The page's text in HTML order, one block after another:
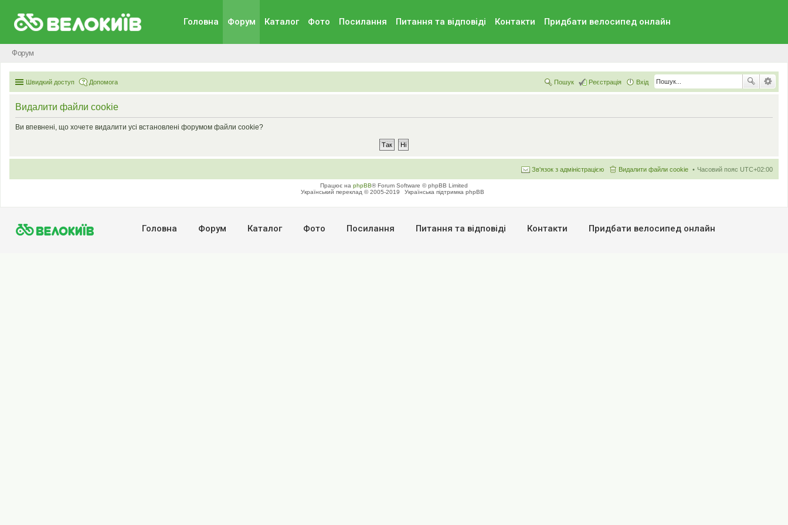
Головна Форум Каталог Фото Посилання Питання та вiдповiдi Контакти Придбати велосипед онлайн
Форум
Швидкий доступ Допомога Вхід
Реєстрація
Пошук
Видалити файли cookie
Ви впевнені, що хочете видалити усі встановлені форумом файли cookie?
Часовий пояс UTC+02:00
Видалити файли cookie
Зв'язок з адміністрацією
Працює на phpBB® Forum Software © phpBB Limited
Український переклад © 2005-2019
Українська підтримка phpBB
Головна Форум Каталог Фото Посилання Питання та вiдповiдi Контакти Придбати велосипед онлайн